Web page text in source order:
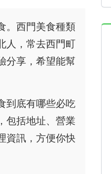
。西門美食種類
人，常去西門町
分享，希望能幫
到底有哪些必吃
包括地址、營業
資訊，方便你快